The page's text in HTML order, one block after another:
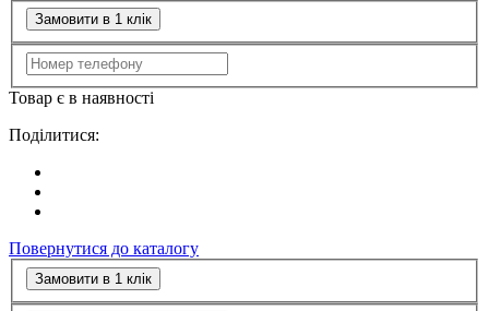
Замовити в 1 клік
Товар є в наявності
Поділитися:
Повернутися до каталогу
Замовити в 1 клік